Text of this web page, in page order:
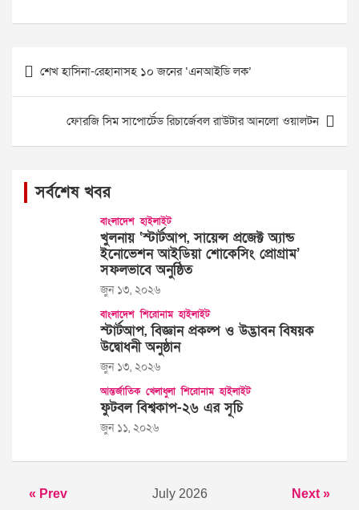
Post
navigation
শেখ হাসিনা-রেহানাসহ ১০ জনের ‘এনআইডি লক’
ফোরজি সিম সাপোর্টেড রিচার্জেবল রাউটার আনলো ওয়ালটন
সর্বশেষ খবর
বাংলাদেশ হাইলাইট
খুলনায় ‘স্টার্টআপ, সায়েন্স প্রজেক্ট অ্যান্ড
ইনোভেশন আইডিয়া শোকেসিং প্রোগ্রাম’
সফলভাবে অনুষ্ঠিত
জুন ১৩, ২০২৬
বাংলাদেশ শিরোনাম হাইলাইট
স্টার্টআপ, বিজ্ঞান প্রকল্প ও উদ্ভাবন বিষয়ক
উদ্বোধনী অনুষ্ঠান
জুন ১৩, ২০২৬
আন্তর্জাতিক খেলাধুলা শিরোনাম হাইলাইট
ফুটবল বিশ্বকাপ-২৬ এর সূচি
জুন ১১, ২০২৬
« Prev July 2026 Next »